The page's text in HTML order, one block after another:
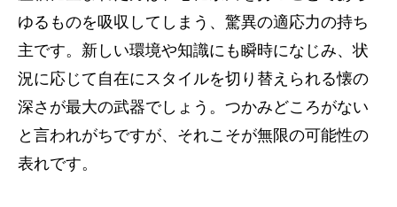
ゆるものを吸収してしまう、驚異の適応力の持ち
主です。新しい環境や知識にも瞬時になじみ、状
況に応じて自在にスタイルを切り替えられる懐の
深さが最大の武器でしょう。つかみどころがない
と言われがちですが、それこそが無限の可能性の
表れです。